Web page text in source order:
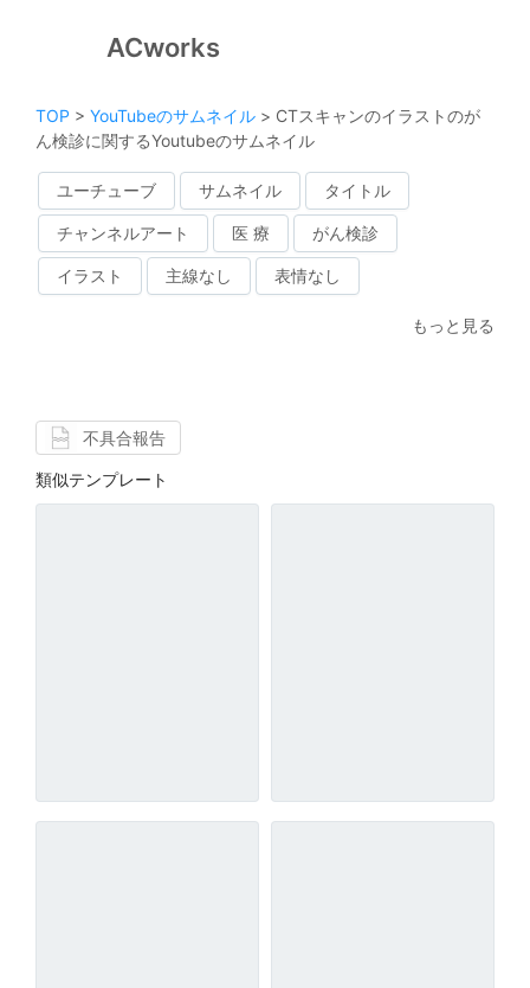
ACworks
TOP > YouTubeのサムネイル > CTスキャンのイラストのが
ん検診に関するYoutubeのサムネイル
ユーチューブ サムネイル タイトル
チャンネルアート 医 療 がん検診
イラスト 主線なし 表情なし
もっと見る
不具合報告
類似テンプレート